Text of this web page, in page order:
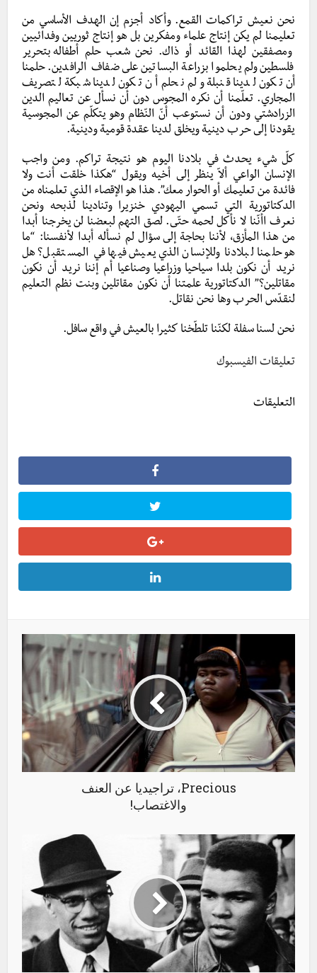
نحن نعيش تراكمات القمع. وأكاد أجزم إن الهدف الأساسي من
تعليمنا لم يكن إنتاج علماء ومفكرين بل هو إنتاج ثوريين وفدائيين
ومصفقين لهذا القائد أو ذاك. نحن شعب حلم أطفاله بتحرير
فلسطين ولم يحلموا بزراعة البساتين على ضفاف الرافدين. حلمنا
أن تكون لدينا قنبلة ولم نحلم أن تكون لدينا شبكة لتصريف
المجاري. تعلّمنا أن نكره المجوس دون أن نسأل عن تعاليم الدين
الزرادشتي ودون أن نستوعب أنّ النّظام وهو يتكلّم عن المجوسية
يقودنا إلى حرب دينية ويخلق لدينا عقدة قومية ودينية.
كلّ شيء يحدث في بلادنا اليوم هو نتيجة تراكم. ومن واجب
الإنسان الواعي ألاّ ينظر إلى أخيه ويقول “هكذا خلقت أنت ولا
فائدة من تعليمك أو الحوار معك”. هذا هو الإقصاء الذي تعلمناه من
الدكتاتورية التي تسمي اليهودي خنزيرا وتنادينا لذبحه ونحن
نعرف اأنّنا لا نأكل لحمه حتّى. لصق التهم لبعضنا لن يخرجنا أبدا
من هذا المأزق، لأننا بحاجة إلى سؤال لم نسأله أبدا لأنفسنا: “ما
هو حلمنا لبلادنا وللإنسان الذي يعيش فيها في المستقبل؟ هل
نريد أن نكون بلدا سياحيا وزراعيا وصناعيا أم إننا نريد أن نكون
مقاتلين؟” الدكتاتورية علمتنا أن نكون مقاتلين وبنت نظم التعليم
لنقدّس الحرب وها نحن نقاتل.
نحن لسنا سفلة لكنّنا تلطّخنا كثيرا بالعيش في واقع سافل.
تعليقات الفيسبوك
التعليقات
Precious، تراجيديا عن العنف
والاغتصاب!